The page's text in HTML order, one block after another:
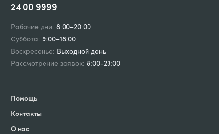
24 00 9999
Рабочие дни: 8:00–20:00
Суббота: 9:00–18:00
Воскресенье: Выходной день
Рассмотрение заявок: 8:00-23:00
Помощь
Контакты
О нас